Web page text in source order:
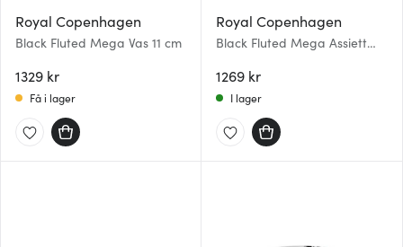
Royal Copenhagen
Black Fluted Mega Vas 11 cm
1329 kr
Få i lager
Royal Copenhagen
Black Fluted Mega Assiett
1269 kr
I lager